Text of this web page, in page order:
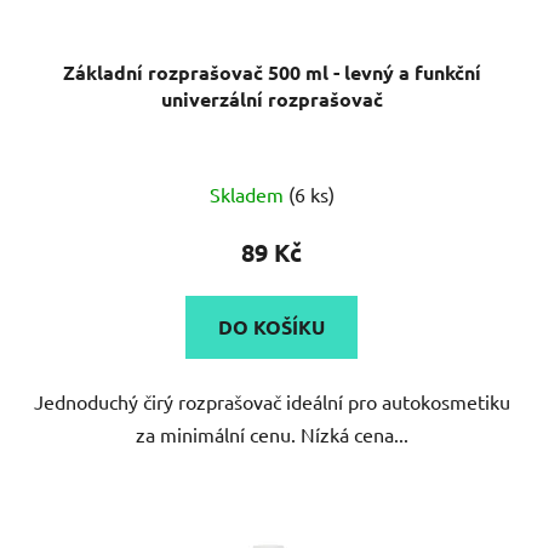
Základní rozprašovač 500 ml - levný a funkční
univerzální rozprašovač
Skladem (6 ks)
89 Kč
DO KOŠÍKU
Jednoduchý čirý rozprašovač ideální pro autokosmetiku
za minimální cenu. Nízká cena...